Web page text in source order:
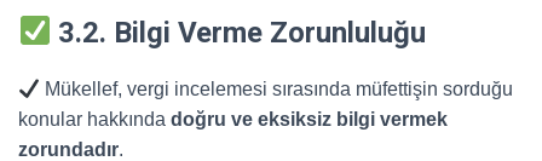
3.2. Bilgi Verme Zorunluluğu
Mükellef, vergi incelemesi sırasında müfettişin sorduğu
konular hakkında doğru ve eksiksiz bilgi vermek
zorundadır.